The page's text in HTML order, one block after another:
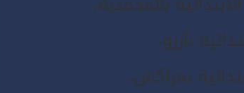
بآزرو،
بمراكش.